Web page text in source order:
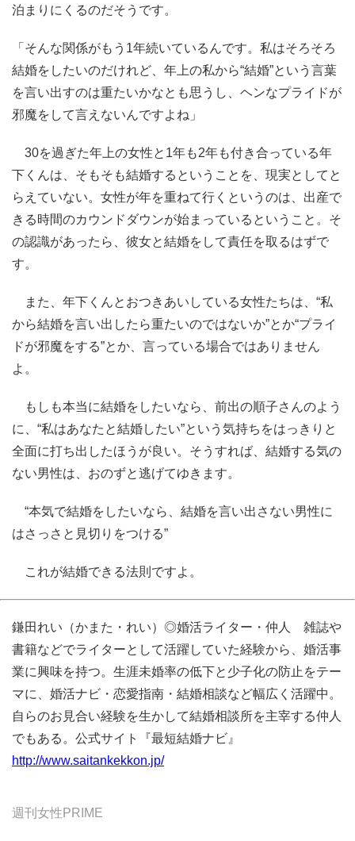
泊まりにくるのだそうです。
「そんな関係がもう1年続いているんです。私はそろそろ
結婚をしたいのだけれど、年上の私から“結婚”という言葉
を言い出すのは重たいかなとも思うし、ヘンなプライドが
邪魔をして言えないんですよね」
30を過ぎた年上の女性と1年も2年も付き合っている年
下くんは、そもそも結婚するということを、現実としてと
らえていない。女性が年を重ねて行くというのは、出産で
きる時間のカウンドダウンが始まっているということ。そ
の認識があったら、彼女と結婚をして責任を取るはずで
す。
また、年下くんとおつきあいしている女性たちは、“私
から結婚を言い出したら重たいのではないか”とか“プライ
ドが邪魔をする”とか、言っている場合ではありません
よ。
もしも本当に結婚をしたいなら、前出の順子さんのよう
に、“私はあなたと結婚したい”という気持ちをはっきりと
全面に打ち出したほうが良い。そうすれば、結婚する気の
ない男性は、おのずと逃げてゆきます。
“本気で結婚をしたいなら、結婚を言い出さない男性に
はさっさと見切りをつける”
これが結婚できる法則ですよ。
鎌田れい（かまた・れい）◎婚活ライター・仲人 雑誌や
書籍などでライターとして活躍していた経験から、婚活事
業に興味を持つ。生涯未婚率の低下と少子化の防止をテー
マに、婚活ナビ・恋愛指南・結婚相談など幅広く活躍中。
自らのお見合い経験を生かして結婚相談所を主宰する仲人
でもある。公式サイト『最短結婚ナビ』
http://www.saitankekkon.jp/
週刊女性PRIME